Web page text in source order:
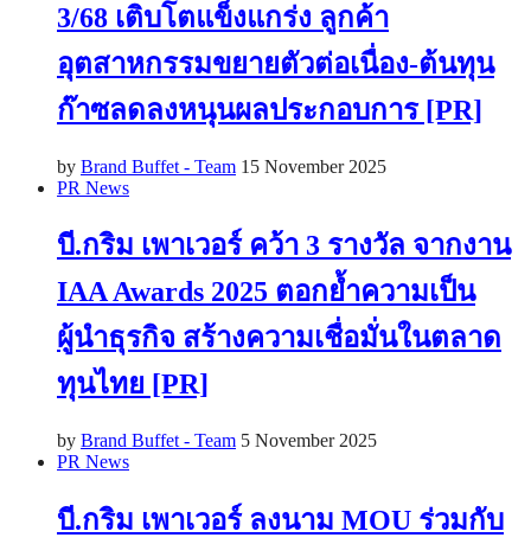
3/68 เติบโตแข็งแกร่ง ลูกค้า
อุตสาหกรรมขยายตัวต่อเนื่อง-ต้นทุน
ก๊าซลดลงหนุนผลประกอบการ [PR]
by Brand Buffet - Team 15 November 2025
PR News
บี.กริม เพาเวอร์ คว้า 3 รางวัล จากงาน
IAA Awards 2025 ตอกย้ำความเป็น
ผู้นำธุรกิจ สร้างความเชื่อมั่นในตลาด
ทุนไทย [PR]
by Brand Buffet - Team 5 November 2025
PR News
บี.กริม เพาเวอร์ ลงนาม MOU ร่วมกับ